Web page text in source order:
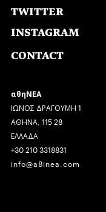
TWITTER
INSTAGRAM
CONTACT
αθηΝΕΑ
ΙΩΝΟΣ ΔΡΑΓΟΥΜΗ 1
ΑΘΗΝΑ, 115 28
ΕΛΛΑΔΑ
+30 210 3318831
info@a8inea.com